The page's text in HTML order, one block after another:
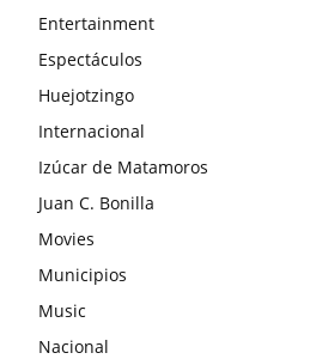
Entertainment
Espectáculos
Huejotzingo
Internacional
Izúcar de Matamoros
Juan C. Bonilla
Movies
Municipios
Music
Nacional